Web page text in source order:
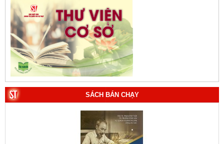
SÁCH BÁN CHẠY
1. Bác Hồ ở Pháp. Tác giả: Bảo tàng Hồ Chí Minh.
2. Lịch sử Chính phủ (5 tập). Tác giả: Ban Chỉ đạo biên
3. Việt Nam: Từ kỷ nguyên dựng nước đến kỷ nguyên
vươn mình của dân tộc. Tác giả: PGS.TS. Vũ Trọng